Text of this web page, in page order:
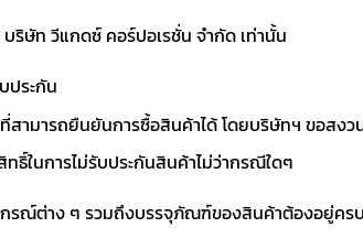
ริษัท วีแกดซ์ คอร์ปอเรชั่น จำกัด เท่านั้น
ประกัน
ามารถยืนยันการซื้อสินค้าได้ โดยบริษัทฯ ขอสง
ในการไม่รับประกันสินค้าไม่ว่ากรณีใดๆ
รณ์ต่าง ๆ รวมถึงบรรจุภัณฑ์ของสินค้าต้องอยู่ค